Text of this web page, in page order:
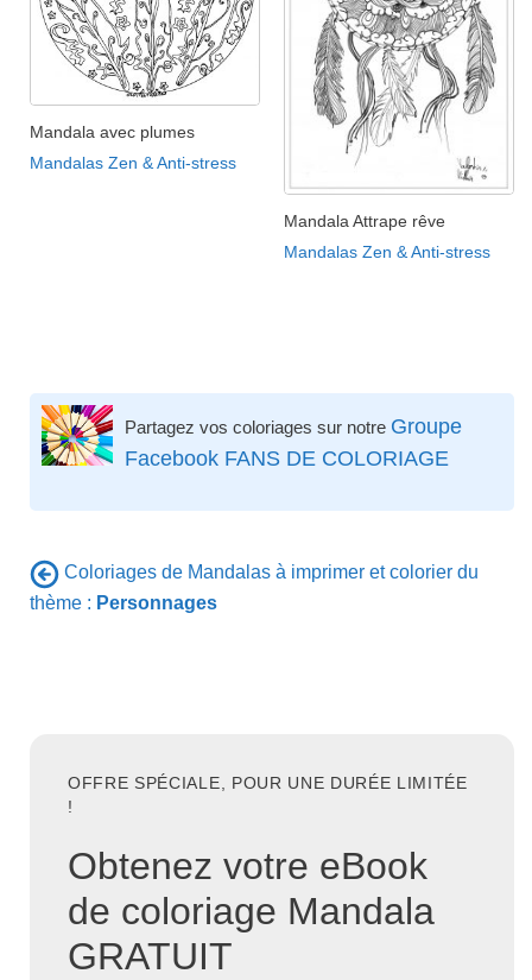
Mandala avec plumes
Mandalas Zen & Anti-stress
Mandala Attrape rêve
Mandalas Zen & Anti-stress
Partagez vos coloriages sur notre Groupe
Facebook FANS DE COLORIAGE
Coloriages de Mandalas à imprimer et colorier du
thème : Personnages
OFFRE SPÉCIALE, POUR UNE DURÉE LIMITÉE
!
Obtenez votre eBook
de coloriage Mandala
GRATUIT